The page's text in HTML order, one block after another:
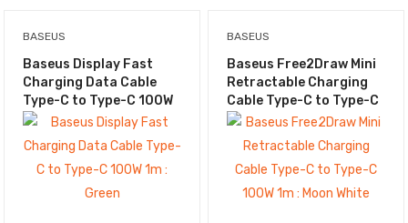
BASEUS
Baseus Display Fast
Charging Data Cable
Type-C to Type-C 100W
1m : Green
BASEUS
Baseus Free2Draw Mini
Retractable Charging
Cable Type-C to Type-C
100W 1m : Moon White